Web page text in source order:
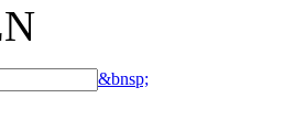
&bnsp;